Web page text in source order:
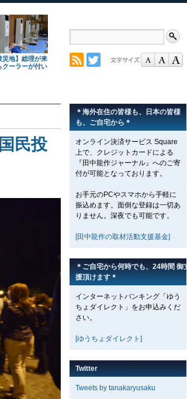
災地】総理が来
クーラーが付い
民投
＊海外在住の皆様も、日本の皆様
も、ご自宅から＊
オンライン決済サービス Square
上で、クレジットカードによる
『田中龍作ジャーナル』へのご寄
付が可能となっております。
お手元のPCやスマホから手軽に
振込めます。面倒な登録は一切あ
りません。深夜でも可能です。
[田中龍作の取材活動支援基金]
＊ご自宅から何時でも、24時間 御支
援頂けます＊
インターネットバンキング「ゆう
ちょダイレクト」をお申込みくだ
さい。
[ゆうちょダイレクト]
Twitter
Tweets by tanakaryusaku